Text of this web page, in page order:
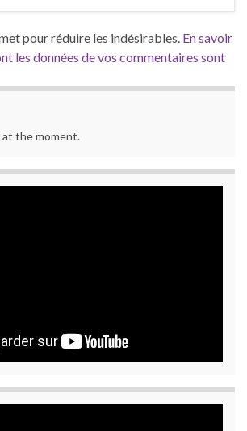
pour réduire les indésirables. En savoir
les données de vos commentaires sont
the moment.